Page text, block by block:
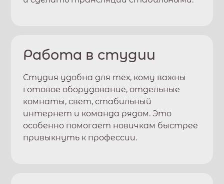
Работа в студии
Студия удобна для тех, кому важны
готовое оборудование, отдельные
комнаты, свет, стабильный
интернет и команда рядом. Это
особенно помогает новичкам быстрее
привыкнуть к профессии.